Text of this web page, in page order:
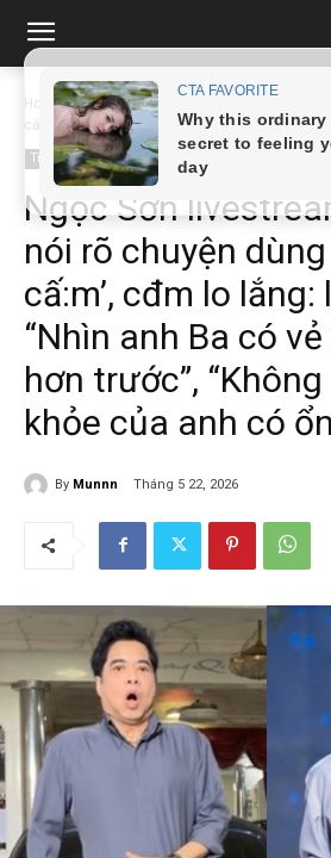
Home Tin tức
Ngọc Sơn livestream lên
cấ:m’, cđm...
Tin tức
Ngọc Sơn
nói rõ chuyện dùng
cấ:m’, cđm lo
“Nhìn anh Ba có
hơn trước”,
khỏe của anh có
By Munnn Tháng 5 22, 2026